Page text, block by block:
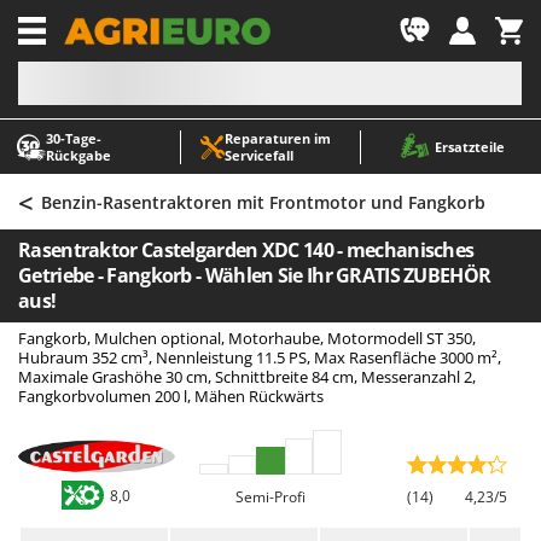
30‑Tage-
Rückgabe
Reparaturen im
Servicefall
Ersatzteile
-1
A
Abbeermaschinen - Traubenmühlen
Abfüllgeräte
Akku Gartenscheren
Akku Gras- und Strauchscheren
Allzwecktransporter - Motorschubkarren
Alu-Teleskopleitern
Arbeitsschutzkleidung
Aschesauger
A
ABAC
AgriEuro Premium
AgriEuro TOP-LINE
AGT
Airmec
AL-KO
Alce
Alpina
< Benzin-Rasentraktoren mit Frontmotor und Fangkorb
Rasentraktor Castelgarden XDC 140 - mechanisches
Getriebe - Fangkorb - Wählen Sie Ihr GRATIS ZUBEHÖR
aus!
Fangkorb, Mulchen optional, Motorhaube, Motormodell ST 350,
Hubraum 352 cm³, Nennleistung 11.5 PS, Max Rasenfläche 3000 m²,
Maximale Grashöhe 30 cm, Schnittbreite 84 cm, Messeranzahl 2,
Fangkorbvolumen 200 l, Mähen Rückwärts
8,0 Semi-Profi (14) 4,23/5